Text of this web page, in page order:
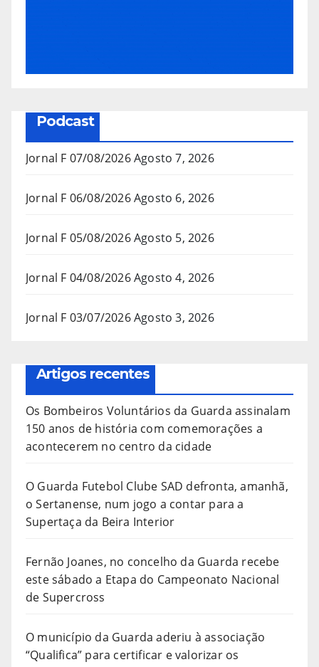
Podcast
Jornal F 07/08/2026Agosto 7, 2026
Jornal F 06/08/2026Agosto 6, 2026
Jornal F 05/08/2026Agosto 5, 2026
Jornal F 04/08/2026Agosto 4, 2026
Jornal F 03/07/2026Agosto 3, 2026
Artigos recentes
Os Bombeiros Voluntários da Guarda assinalam
150 anos de história com comemorações a
acontecerem no centro da cidade
O Guarda Futebol Clube SAD defronta, amanhã,
o Sertanense, num jogo a contar para a
Supertaça da Beira Interior
Fernão Joanes, no concelho da Guarda recebe
este sábado a Etapa do Campeonato Nacional
de Supercross
O município da Guarda aderiu à associação
“Qualifica” para certificar e valorizar os